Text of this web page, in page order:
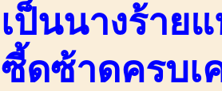
เป็นนางร้าย
ซี้ดซ้าดครบเ